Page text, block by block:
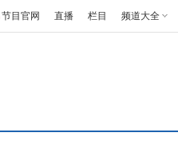
节目官网 直播 栏目 频道大全